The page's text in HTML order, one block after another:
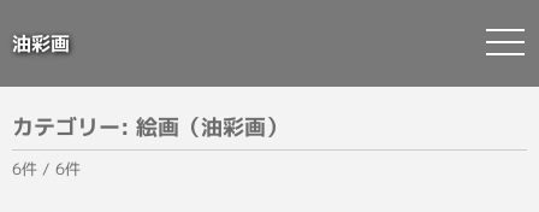
to
content
油彩画
カテゴリー: 絵画（油彩画）
6件 / 6件